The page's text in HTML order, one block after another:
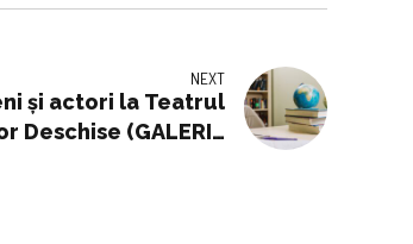
NEXT
și actori la Teatrul
Deschise (GALERIE